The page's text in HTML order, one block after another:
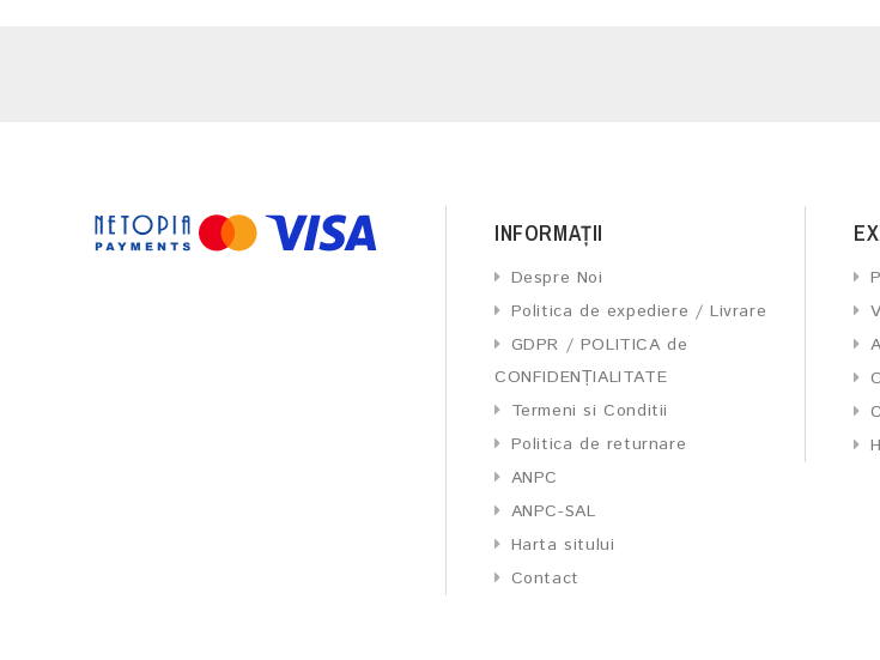
INFORMAŢII
Despre Noi
Politica de expediere / Livrare
GDPR / POLITICA de
CONFIDENȚIALITATE
Termeni si Conditii
Politica de returnare
ANPC
ANPC-SAL
Harta sitului
Contact